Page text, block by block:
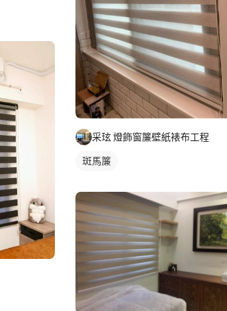
采玹 燈飾窗簾壁紙裱布工程
斑馬簾